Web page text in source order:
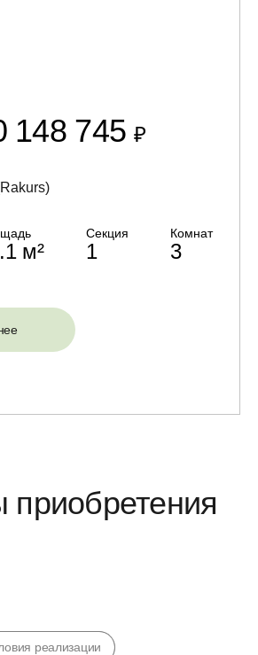
148 745₽
м²
Секция
1
Комнат
3
реализации